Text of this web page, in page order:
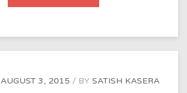
चरखा
AUGUST 3, 2015 BY SATISH KASERA